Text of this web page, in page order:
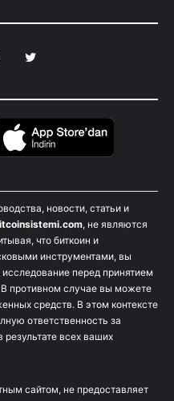
новости, статьи и
, не являются
что биткоин и
инструментами, вы
перед принятием
противном случае вы можете
средств. В этом контексте
ответственность за
результате всех ваших
сайтом, не предоставляет